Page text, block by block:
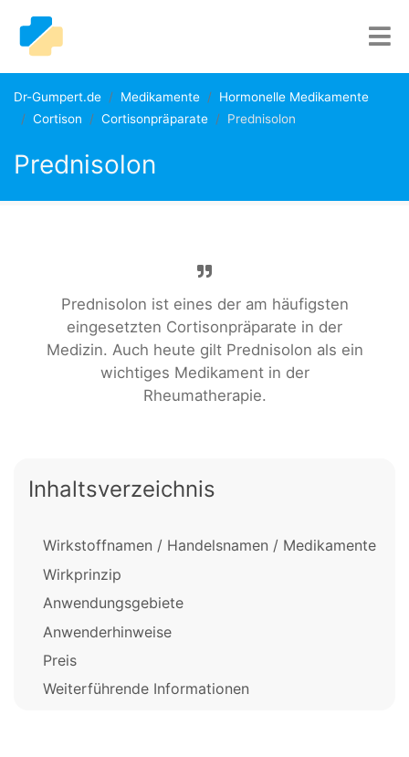
Dr-Gumpert.de Medikamente
Hormonelle Medikamente
Cortison
Cortisonpräparate Prednisolon
Prednisolon
Prednisolon ist eines der am häufigsten
eingesetzten Cortisonpräparate in der
Medizin. Auch heute gilt Prednisolon als ein
wichtiges Medikament in der
Rheumatherapie.
Inhaltsverzeichnis
Wirkstoffnamen / Handelsnamen / Medikamente
Wirkprinzip
Anwendungsgebiete
Anwenderhinweise
Preis
Weiterführende Informationen